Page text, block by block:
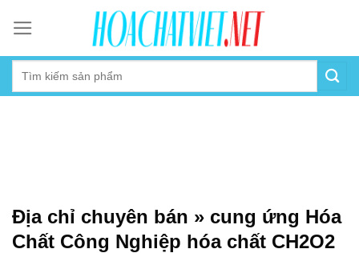
content
Địa chỉ chuyên bán » cung ứng Hóa
Chất Công Nghiệp hóa chất CH2O2